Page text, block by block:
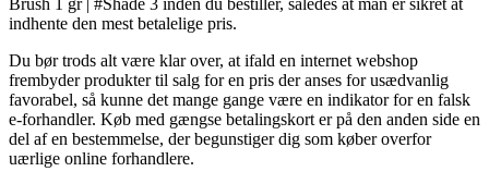
indhente den mest betalelige pris.
Du bør trods alt være klar over, at ifald en internet webshop
frembyder produkter til salg for en pris der anses for usædvanlig
favorabel, så kunne det mange gange være en indikator for en falsk
e-forhandler. Køb med gængse betalingskort er på den anden side en
del af en bestemmelse, der begunstiger dig som køber overfor
uærlige online forhandlere.